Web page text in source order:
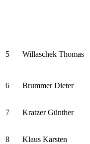
5 Willaschek Thomas
6 Brummer Dieter
7 Kratzer Günther
8 Klaus Karsten